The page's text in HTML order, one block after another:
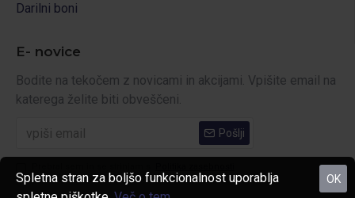
Darilni boni
E- novice
Bodite na tekočem z novicami in akcijami. Vpišite email na
katerega želite biti obveščeni.
Pošlji
OK
Spletna stran za boljšo funkcionalnost uporablja